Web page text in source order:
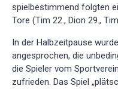
spielbestimmend folgten
Tore (Tim 22., Dion 29.,
In der Halbzeitpause
angesprochen, die
die Spieler vom
zufrieden. Das Spiel